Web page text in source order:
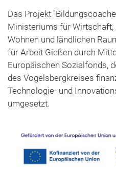
Das Projekt
Ministeriums für Wirtschaft,
Wohnen und ländlichen
für Arbeit Gießen durch
Europäischen Sozialfonds,
des Vogelsbergkreises
Technologie- und
umgesetzt.